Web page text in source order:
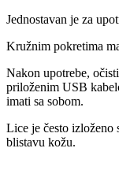
Jednostavan je za
Kružnim pokretima
Nakon upotrebe,
priloženim USB
imati sa sobom.
Lice je često izloženo
blistavu kožu.